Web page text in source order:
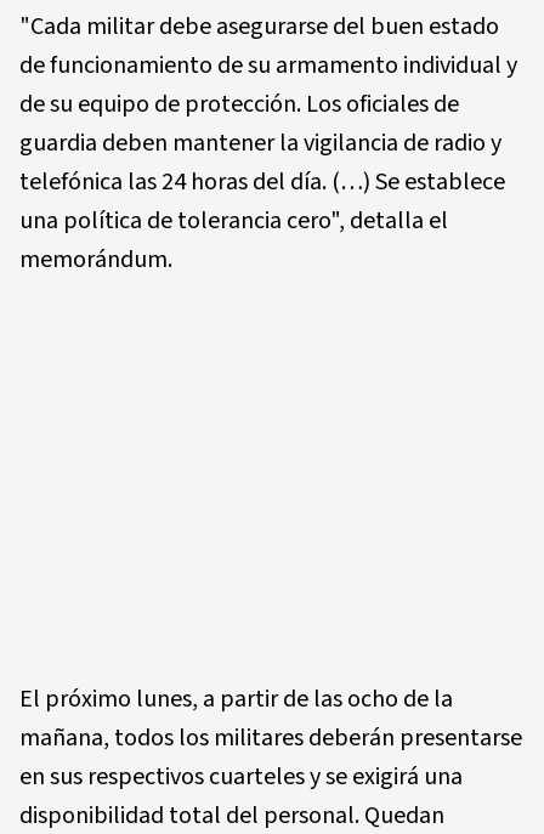
"Cada militar debe asegurarse del buen estado
de funcionamiento de su armamento individual y
de su equipo de protección. Los oficiales de
guardia deben mantener la vigilancia de radio y
telefónica las 24 horas del día. (…) Se establece
una política de tolerancia cero", detalla el
memorándum.
El próximo lunes, a partir de las ocho de la
mañana, todos los militares deberán presentarse
en sus respectivos cuarteles y se exigirá una
disponibilidad total del personal. Quedan